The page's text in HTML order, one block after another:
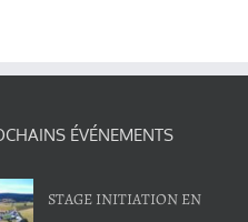
ÉVÉNEMENTS
STAGE INITIATION EN